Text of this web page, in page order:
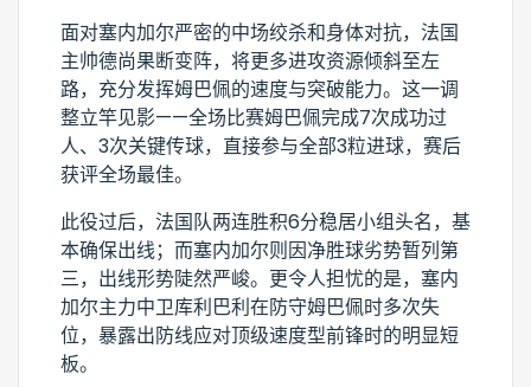
面对塞内加尔严密的中场绞杀和身体对抗，法国
主帅德尚果断变阵，将更多进攻资源倾斜至左
路，充分发挥姆巴佩的速度与突破能力。这一调
整立竿见影——全场比赛姆巴佩完成7次成功过
人、3次关键传球，直接参与全部3粒进球，赛后
获评全场最佳。
此役过后，法国队两连胜积6分稳居小组头名，基
本确保出线；而塞内加尔则因净胜球劣势暂列第
三，出线形势陡然严峻。更令人担忧的是，塞内
加尔主力中卫库利巴利在防守姆巴佩时多次失
位，暴露出防线应对顶级速度型前锋时的明显短
板。